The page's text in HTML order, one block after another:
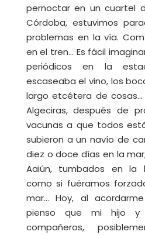
pernoctar en un cuartel
Córdoba, estuvimos
problemas en la vía.
en el tren… Es fácil
periódicos en la
escaseaba el vino, los
largo etcétera de
Algeciras, después de
vacunas a que todos
subieron a un navío de
diez o doce días en la
Aaiún, tumbados en la
como si fuéramos
mar… Hoy, al
pienso que mi hijo
compañeros,